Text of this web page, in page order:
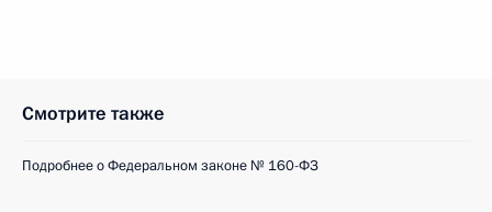
Смотрите также
Подробнее о Федеральном законе № 160-ФЗ